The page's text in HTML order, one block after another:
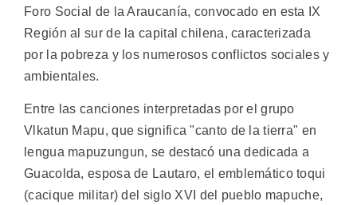
Foro Social de la Araucanía, convocado en esta IX
Región al sur de la capital chilena, caracterizada
por la pobreza y los numerosos conflictos sociales y
ambientales.
Entre las canciones interpretadas por el grupo
Vlkatun Mapu, que significa "canto de la tierra" en
lengua mapuzungun, se destacó una dedicada a
Guacolda, esposa de Lautaro, el emblemático toqui
(cacique militar) del siglo XVI del pueblo mapuche,